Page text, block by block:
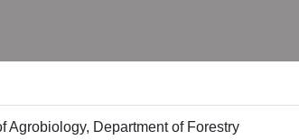
Agrobiology, Department of Forestry